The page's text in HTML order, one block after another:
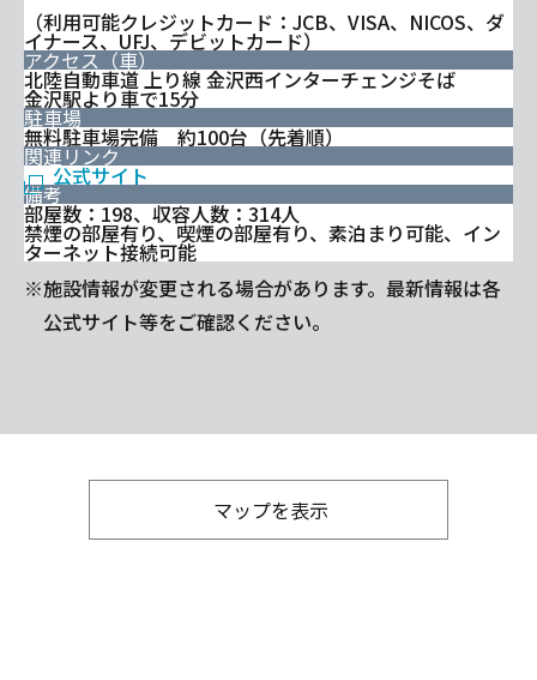
（利用可能クレジットカード：JCB、VISA、NICOS、ダ
イナース、UFJ、デビットカード）
アクセス（車）
北陸自動車道 上り線 金沢西インターチェンジそば
金沢駅より車で15分
駐車場
無料駐車場完備 約100台（先着順）
関連リンク
公式サイト
備考
部屋数：198、収容人数：314人
禁煙の部屋有り、喫煙の部屋有り、素泊まり可能、イン
ターネット接続可能
※施設情報が変更される場合があります。最新情報は各
公式サイト等をご確認ください。
マップを表示